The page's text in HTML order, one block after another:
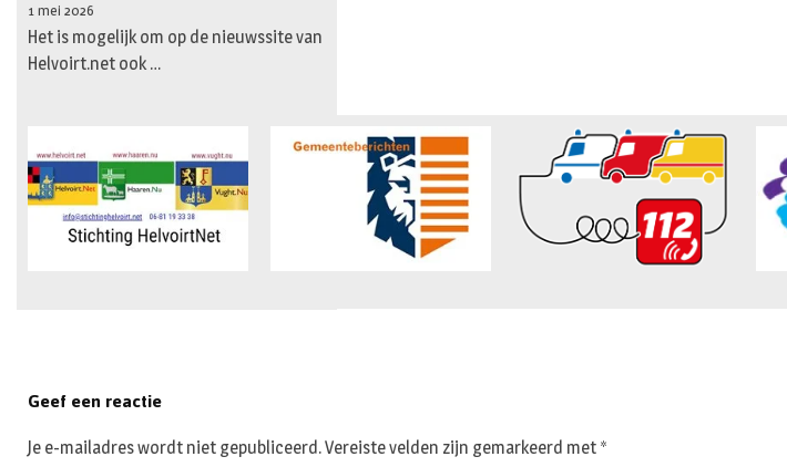
1 mei 2026
Het is mogelijk om op de nieuwssite van
Helvoirt.net ook …
Geef een reactie
Je e-mailadres wordt niet gepubliceerd.Vereiste velden zijn gemarkeerd met *